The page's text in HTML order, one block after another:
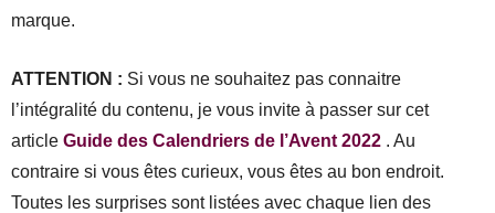
marque.
ATTENTION : Si vous ne souhaitez pas connaitre
l’intégralité du contenu, je vous invite à passer sur cet
article Guide des Calendriers de l’Avent 2022 . Au
contraire si vous êtes curieux, vous êtes au bon endroit.
Toutes les surprises sont listées avec chaque lien des